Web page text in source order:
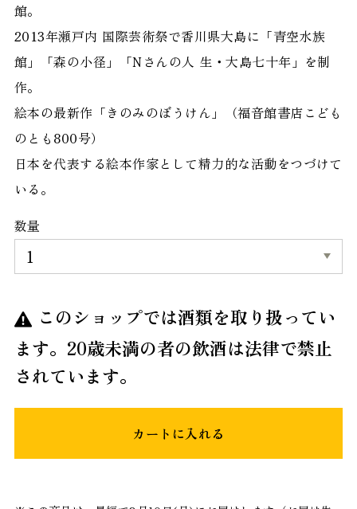
館。
2013年瀬戸内 国際芸術祭で香川県大島に「青空水族
館」「森の小径」「Nさんの人 生・大島七十年」を制
作。
絵本の最新作「きのみのぼうけん」（福音館書店こども
のとも800号）
日本を代表する絵本作家として精力的な活動をつづけて
いる。
数量
このショップでは酒類を取り扱ってい
ます。20歳未満の者の飲酒は法律で禁止
されています。
カートに入れる